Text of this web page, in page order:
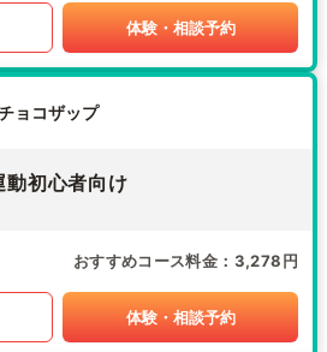
体験・相談予約
ョコザップ
動初心者向け
おすすめコース料金 3,278円
体験・相談予約